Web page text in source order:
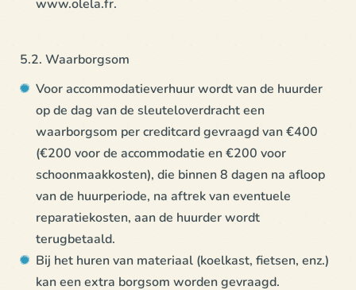
5.2. Waarborgsom
Voor accommodatieverhuur wordt van de huurder
op de dag van de sleuteloverdracht een
waarborgsom per creditcard gevraagd van €400
(€200 voor de accommodatie en €200 voor
schoonmaakkosten), die binnen 8 dagen na afloop
van de huurperiode, na aftrek van eventuele
reparatiekosten, aan de huurder wordt
terugbetaald.
Bij het huren van materiaal (koelkast, fietsen, enz.)
kan een extra borgsom worden gevraagd.